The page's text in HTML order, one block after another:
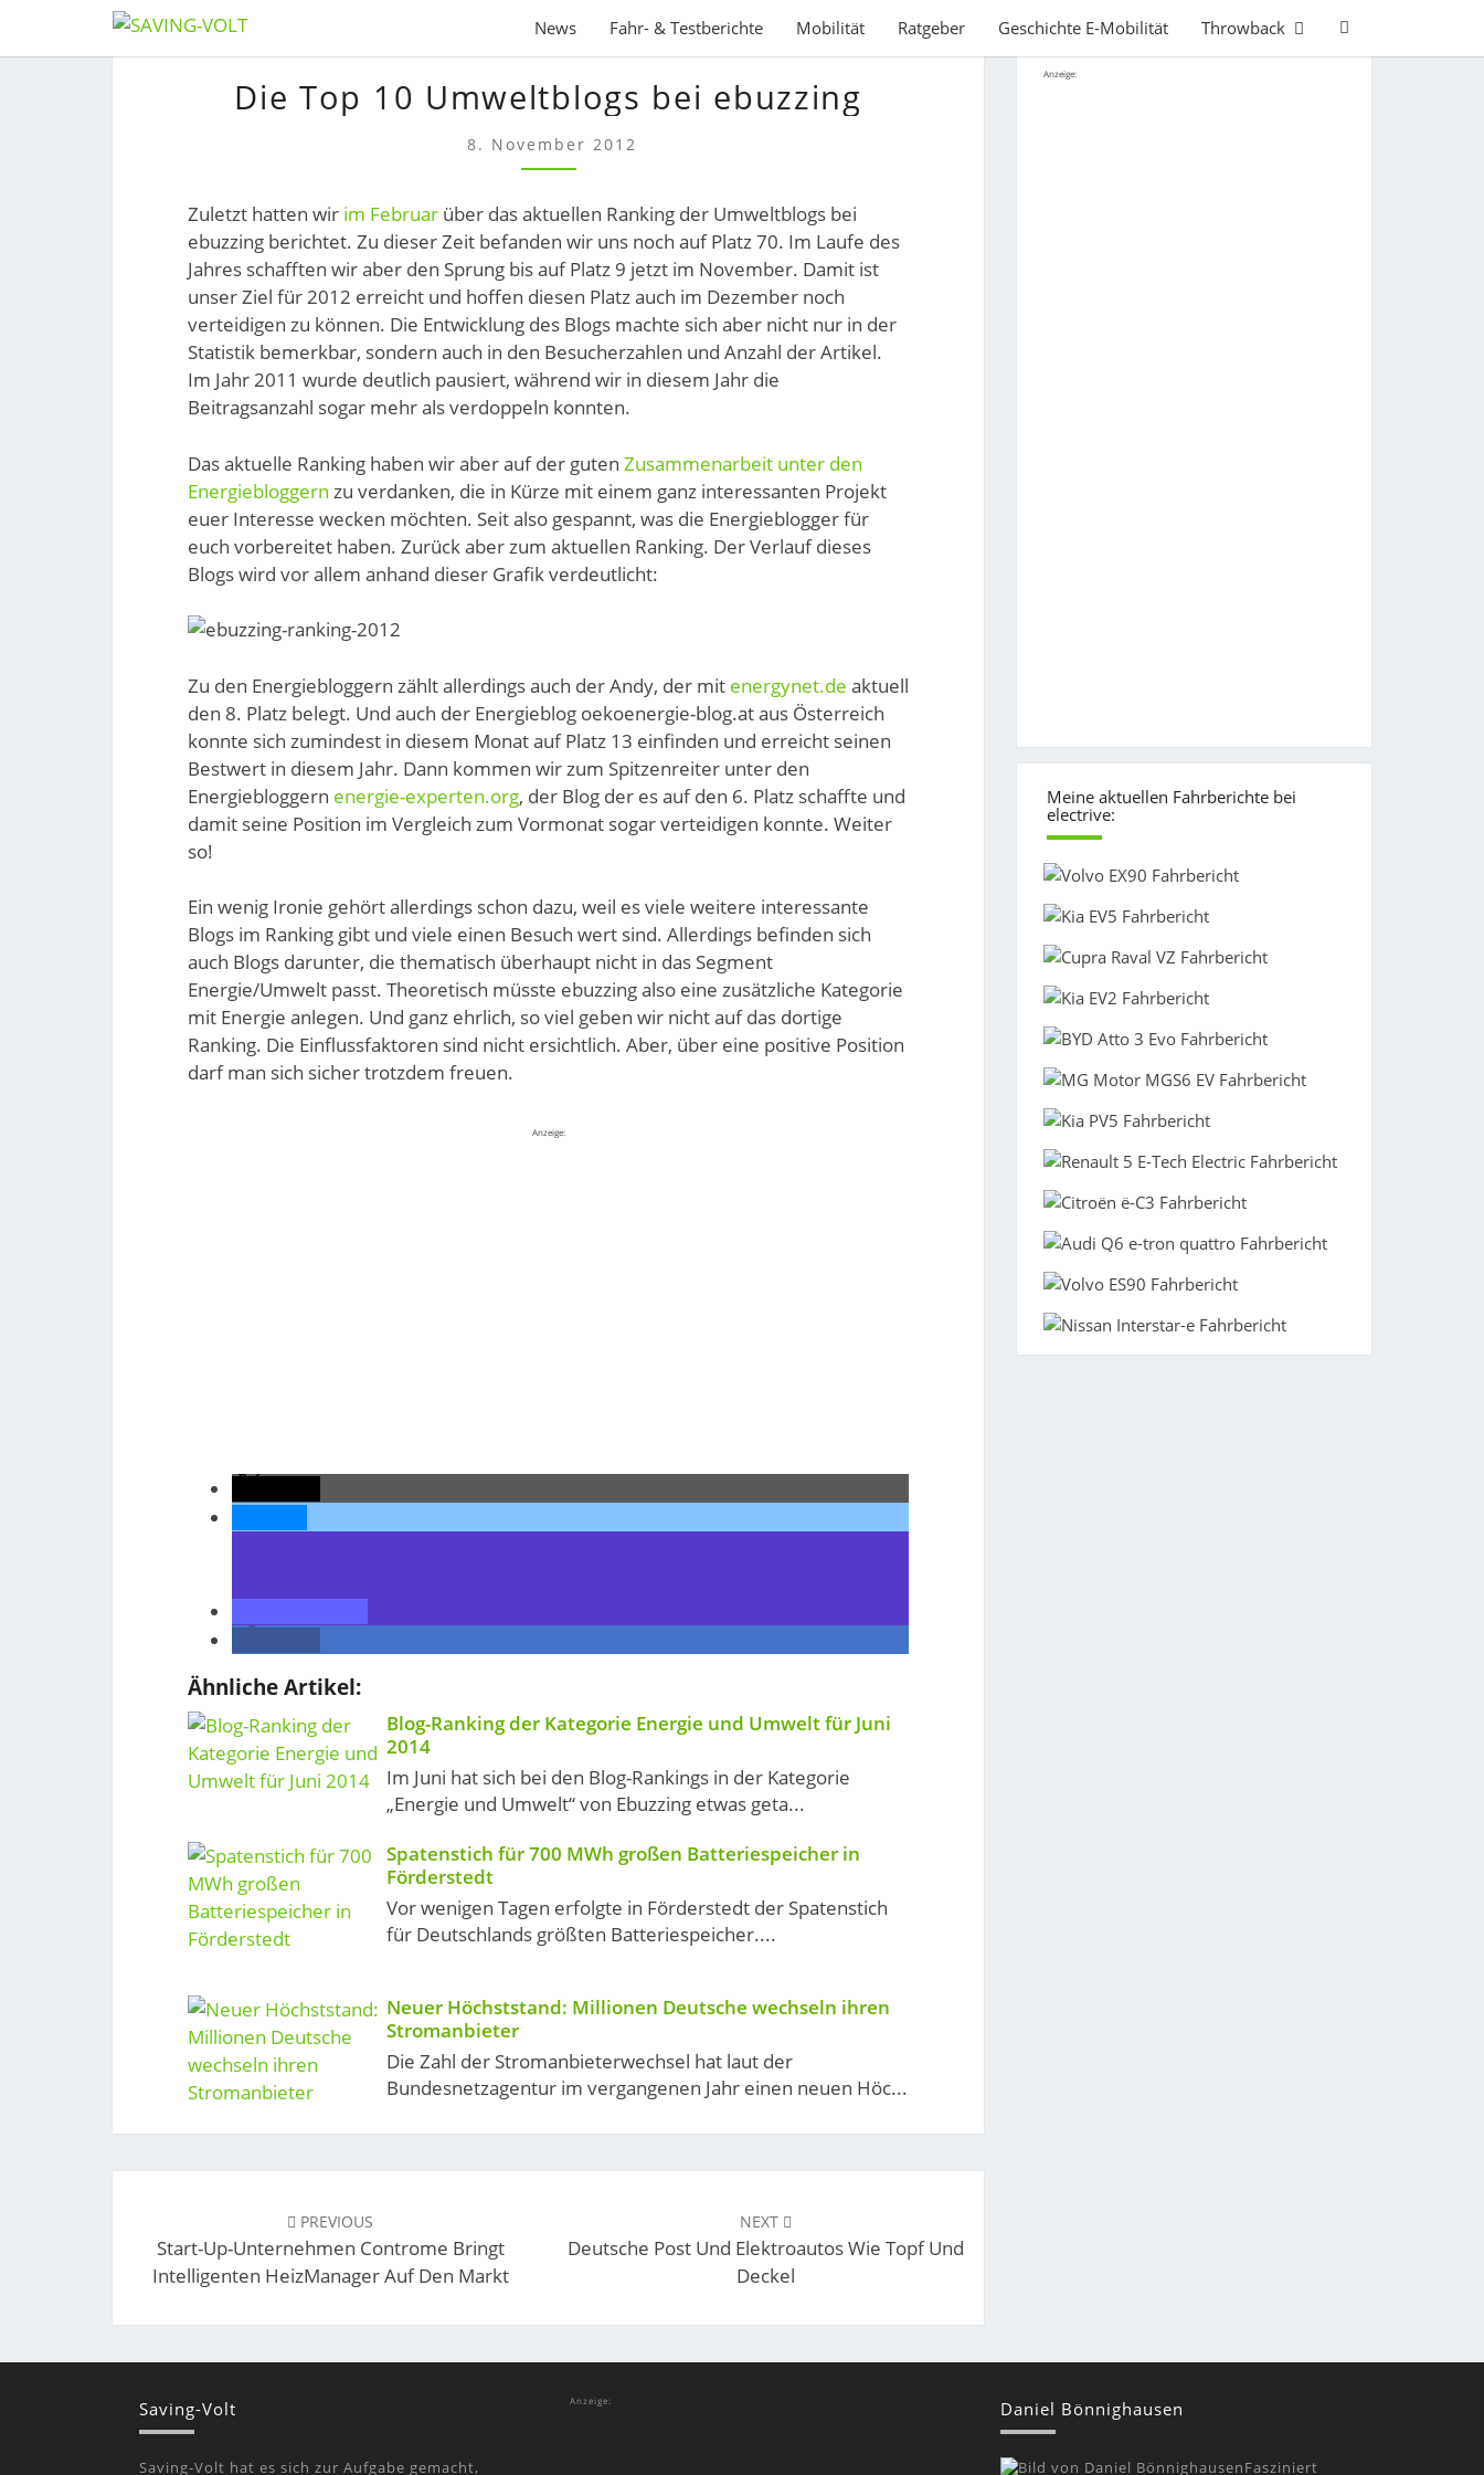
Skip
News Fahr- & Testberichte Mobilität Ratgeber Geschichte E-Mobilität Throwback
Search
TOP
UMWELTBLOGS
EBUZZING
Die Top 10 Umweltblogs bei ebuzzing
8. November 2012
Zuletzt hatten wir im Februar über das aktuellen Ranking der Umweltblogs bei
ebuzzing berichtet. Zu dieser Zeit befanden wir uns noch auf Platz 70. Im Laufe des
Jahres schafften wir aber den Sprung bis auf Platz 9 jetzt im November. Damit ist
unser Ziel für 2012 erreicht und hoffen diesen Platz auch im Dezember noch
verteidigen zu können. Die Entwicklung des Blogs machte sich aber nicht nur in der
Statistik bemerkbar, sondern auch in den Besucherzahlen und Anzahl der Artikel.
Im Jahr 2011 wurde deutlich pausiert, während wir in diesem Jahr die
Beitragsanzahl sogar mehr als verdoppeln konnten.
Das aktuelle Ranking haben wir aber auf der guten Zusammenarbeit unter den
Energiebloggern zu verdanken, die in Kürze mit einem ganz interessanten Projekt
euer Interesse wecken möchten. Seit also gespannt, was die Energieblogger für
euch vorbereitet haben. Zurück aber zum aktuellen Ranking. Der Verlauf dieses
Blogs wird vor allem anhand dieser Grafik verdeutlicht:
Zu den Energiebloggern zählt allerdings auch der Andy, der mit energynet.de aktuell
den 8. Platz belegt. Und auch der Energieblog oekoenergie-blog.at aus Österreich
konnte sich zumindest in diesem Monat auf Platz 13 einfinden und erreicht seinen
Bestwert in diesem Jahr. Dann kommen wir zum Spitzenreiter unter den
Energiebloggern energie-experten.org, der Blog der es auf den 6. Platz schaffte und
damit seine Position im Vergleich zum Vormonat sogar verteidigen konnte. Weiter
so!
Ein wenig Ironie gehört allerdings schon dazu, weil es viele weitere interessante
Blogs im Ranking gibt und viele einen Besuch wert sind. Allerdings befinden sich
auch Blogs darunter, die thematisch überhaupt nicht in das Segment
Energie/Umwelt passt. Theoretisch müsste ebuzzing also eine zusätzliche Kategorie
mit Energie anlegen. Und ganz ehrlich, so viel geben wir nicht auf das dortige
Ranking. Die Einflussfaktoren sind nicht ersichtlich. Aber, über eine positive Position
darf man sich sicher trotzdem freuen.
Anzeige:
Ähnliche Artikel:
Blog-Ranking der Kategorie Energie und Umwelt für Juni
2014
Im Juni hat sich bei den Blog-Rankings in der Kategorie
„Energie und Umwelt“ von Ebuzzing etwas geta...
Spatenstich für 700 MWh großen Batteriespeicher in
Förderstedt
Vor wenigen Tagen erfolgte in Förderstedt der Spatenstich
für Deutschlands größten Batteriespeicher....
Neuer Höchststand: Millionen Deutsche wechseln ihren
Stromanbieter
Die Zahl der Stromanbieterwechsel hat laut der
Bundesnetzagentur im vergangenen Jahr einen neuen Höc...
Post
PREVIOUS
Start-Up-Unternehmen Controme Bringt
Intelligenten HeizManager Auf Den Markt
NEXT
Deutsche Post Und Elektroautos Wie Topf Und
Deckel
Anzeige:
Meine aktuellen Fahrberichte bei
electrive:
Saving-Volt
Saving-Volt hat es sich zur Aufgabe gemacht,
Anzeige: Daniel Bönnighausen
Fasziniert